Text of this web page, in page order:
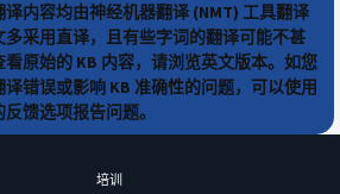
译内容均由神经机器翻译 (NMT) 工具翻译
多采用直译，且有些字词的翻译可能不甚
看原始的 KB 内容，请浏览英文版本。如您
错误或影响 KB 准确性的问题，可以使用
馈选项报告问题。
培训